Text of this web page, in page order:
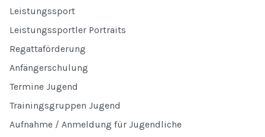
Leistungssport
Leistungssportler Portraits
Regattaförderung
Anfängerschulung
Termine Jugend
Trainingsgruppen Jugend
Aufnahme / Anmeldung für Jugendliche